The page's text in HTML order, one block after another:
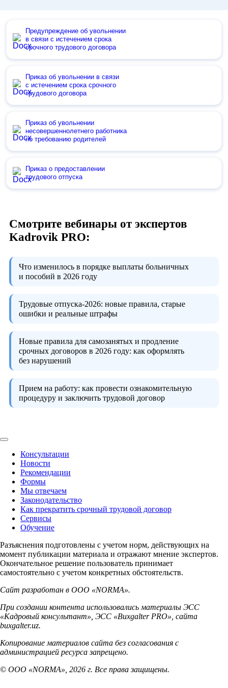
Предупреждение об увольнении
в связи с истечением срока
срочного трудового договора
Приказ об увольнении в связи
с истечением срока срочного
трудового договора
Приказ об увольнении
несовершеннолетнего работника
по требованию родителей
Приказ о предоставлении
трудового отпуска
Смотрите вебинары от экспертов
Kadrovik PRO:
Что изменилось в порядке выплаты больничных
и пособий в 2026 году
Трудовые отпуска-2026: новые правила, старые
ошибки и реальные штрафы
Новые правила для самозанятых и продление
срочных договоров в 2026 году: как оформлять
без нарушений
Прием на работу: как провести ознакомительную
процедуру и заключить трудовой договор
Консультации
Новости
Рекомендации
Формы
Мы отвечаем
Законодательство
Как прекратить срочный трудовой договор
Сервисы
Обучение
Разъяснения подготовлены с учетом норм, действующих на
момент публикации материала и отражают мнение экспертов.
Окончательное решение пользователь принимает
самостоятельно с учетом конкретных обстоятельств.
Сайт разработан в ООО «NORMA».
При создании контента использовались материалы ЭСС
«Кадровый консультант», ЭСС «Buxgalter PRO», сайта
buxgalter.uz.
Копирование материалов сайта без согласования с
администрацией ресурса запрещено.
© ООО «NORMA», 2026 г. Все права защищены.